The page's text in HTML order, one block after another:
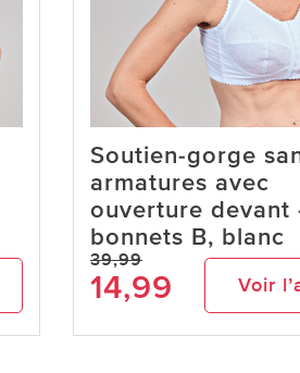
Soutien-gorge
armatures avec
ouverture devant
bonnets B, blanc
39,99
14,99 Voir